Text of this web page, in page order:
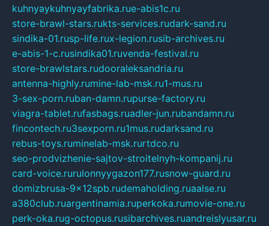
kuhnyaykuhnyayfabrika.rue-abis1c.ru
store-brawl-stars.rukts-services.rudark-sand.ru
sindika-01.rusp-life.rux-legion.rusib-archives.ru
e-abis-1-c.rusindika01.ruvenda-festival.ru
store-brawlstars.rudooraleksandria.ru
antenna-highly.rumine-lab-msk.ru1-mus.ru
3-sex-porn.ruban-damn.rupurse-factory.ru
viagra-tablet.rufasbags.ruadler-jun.rubandamn.ru
fincontech.ru3sexporn.ru1mus.rudarksand.ru
rebus-toys.ruminelab-msk.rurtdco.ru
seo-prodvizhenie-sajtov-stroitelnyh-kompanij.ru
card-voice.rurulonnyygazon177.rusnow-guard.ru
domizbrusa-9x12spb.rudemaholding.ruaalse.ru
a380club.ruargentinamia.ruperkoka.rumovie-one.ru
perk-oka.rug-octopus.rusibarchives.ruandreislyusar.ru